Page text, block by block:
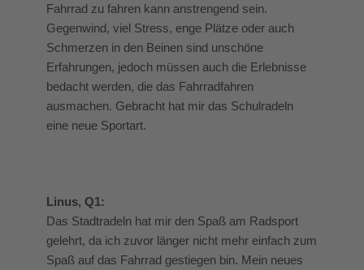
Fahrrad zu fahren kann anstrengend sein.
Gegenwind, viel Stress, enge Plätze oder auch
Schmerzen in den Beinen sind unschöne
Erfahrungen, jedoch müssen auch die Erlebnisse
bedacht werden, die das Fahrradfahren
ausmachen. Gebracht hat mir das Schulradeln
eine neue Sportart.
Linus, Q1:
Das Stadtradeln hat mir den Spaß am Radsport
gelehrt, da ich zuvor länger nicht mehr einfach zum
Spaß auf das Fahrrad gestiegen bin. Mein neues